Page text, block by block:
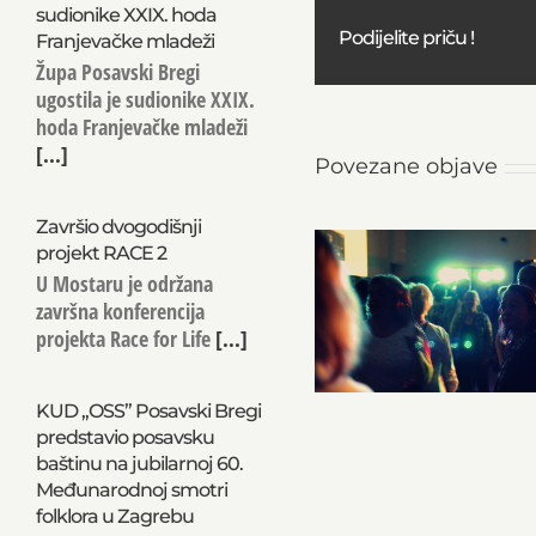
Podijelite priču !
Povezane objave
sudionike XXIX. hoda
Franjevačke mladeži
Župa Posavski Bregi
ugostila je sudionike XXIX.
hoda Franjevačke mladeži
[...]
Završio dvogodišnji
projekt RACE 2
U Mostaru je održana
završna konferencija
projekta Race for Life[...]
KUD „OSS” Posavski Bregi
predstavio posavsku
baštinu na jubilarnoj 60.
Međunarodnoj smotri
folklora u Zagrebu